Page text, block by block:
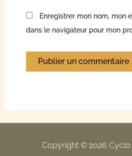
Enregistrer mon nom, mon
dans le navigateur pour mon
Copyright © 2026 Cyclo